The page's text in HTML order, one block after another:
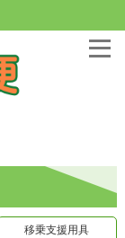
移乗支援用具